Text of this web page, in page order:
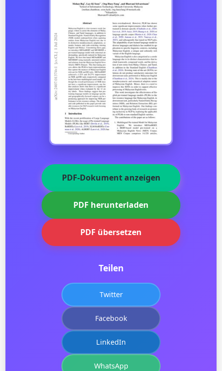
PDF-Dokument anzeigen
PDF herunterladen
PDF übersetzen
Teilen
Twitter
Facebook
LinkedIn
WhatsApp